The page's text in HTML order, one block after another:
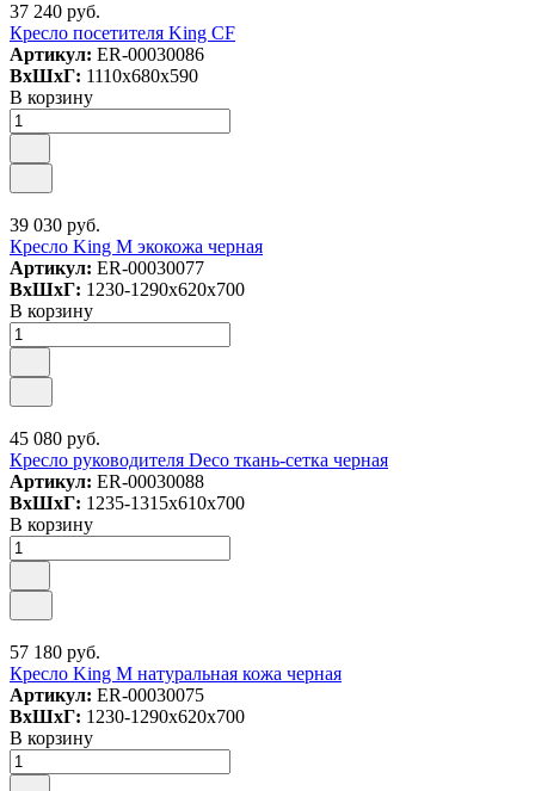
37 240 руб.
Кресло посетителя King CF
Артикул: ER-00030086
ВxШxГ: 1110x680x590
В корзину
39 030 руб.
Кресло King М экокожа черная
Артикул: ER-00030077
ВxШxГ: 1230-1290x620x700
В корзину
45 080 руб.
Кресло руководителя Deco ткань-сетка черная
Артикул: ER-00030088
ВxШxГ: 1235-1315x610x700
В корзину
57 180 руб.
Кресло King М натуральная кожа черная
Артикул: ER-00030075
ВxШxГ: 1230-1290x620x700
В корзину